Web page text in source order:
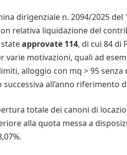
dirigenziale n. 2094/2025
relativa liquidazione del
approvate 114, di cui 84 di
varie motivazioni, quali ad
alloggio con mq > 95 senza
all’anno riferimento
totale dei canoni di
alla quota messa a